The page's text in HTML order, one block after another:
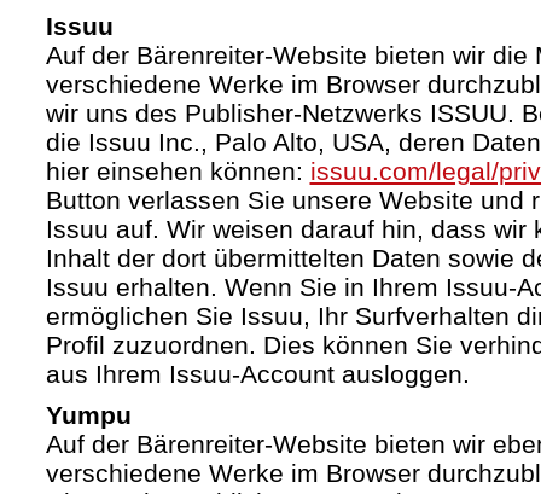
Issuu
Auf der Bärenreiter-Website bieten wir die
verschiedene Werke im Browser
wir uns des Publisher-Netzwerks ISSUU.
die Issuu Inc., Palo Alto, USA, deren
hier einsehen können: issuu.com/legal/
Button verlassen Sie unsere Website und
Issuu auf. Wir weisen darauf hin, dass wir
Inhalt der dort übermittelten Daten sowie
Issuu erhalten. Wenn Sie in Ihrem Issuu-
ermöglichen Sie Issuu, Ihr Surfverhalten
Profil zuzuordnen. Dies können Sie
aus Ihrem Issuu-Account ausloggen.
Yumpu
Auf der Bärenreiter-Website bieten wir
verschiedene Werke im Browser